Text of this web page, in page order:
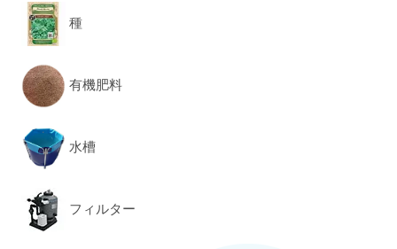
種
有機肥料
水槽
フィルター